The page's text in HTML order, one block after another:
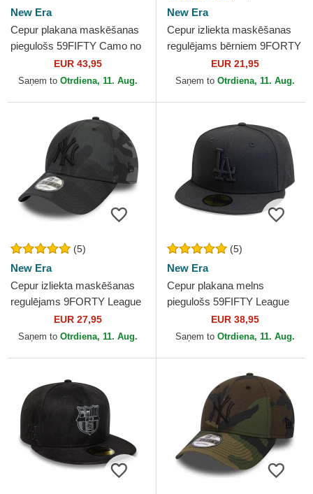
New Era
Cepur plakana maskēšanas
piegulošs 59FIFTY Camo no
New York Yankees MLB no
New Era
EUR 43,95
Saņem to Otrdiena, 11. Aug.
New Era
Cepur izliekta maskēšanas
regulējams bērniem 9FORTY
League Essential no New
York Yankees MLB no...
EUR 21,95
Saņem to Otrdiena, 11. Aug.
(5)
New Era
Cepur izliekta maskēšanas
regulējams 9FORTY League
Essential no New York
Yankees MLB no New Era
EUR 27,95
Saņem to Otrdiena, 11. Aug.
(5)
New Era
Cepur plakana melns
piegulošs 59FIFTY League
Essential no Los Angeles
Dodgers MLB no New Era
EUR 38,95
Saņem to Otrdiena, 11. Aug.